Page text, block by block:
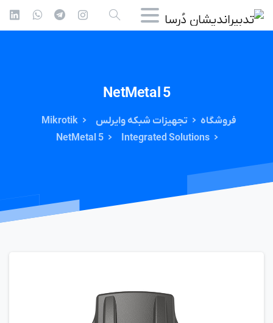
NetMetal5
فروشگاه تجهیزات شبکه وایرلس
Mikrotik
Integrated Solutions
NetMetal 5